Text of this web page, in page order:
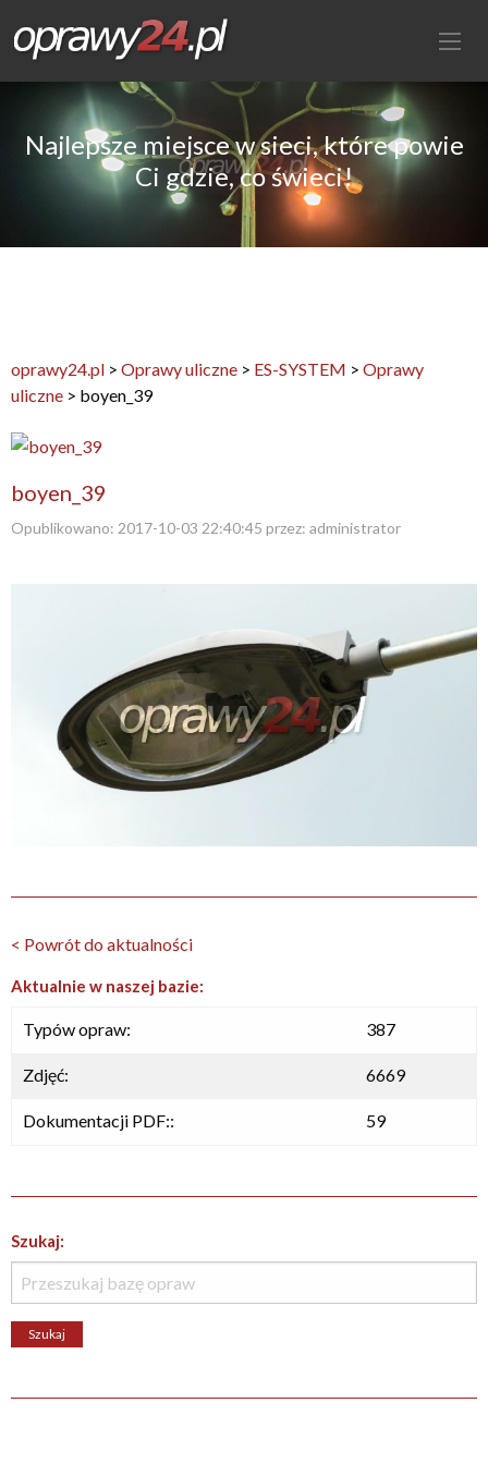
Najlepsze miejsce w sieci, które powie
Ci gdzie, co świeci!
oprawy24.pl > Oprawy uliczne > ES-SYSTEM > Oprawy
uliczne > boyen_39
boyen_39
Opublikowano: 2017-10-03 22:40:45 przez: administrator
< Powrót do aktualności
Aktualnie w naszej bazie:
Typów opraw: 387
Zdjęć: 6669
Dokumentacji PDF:: 59
Szukaj: